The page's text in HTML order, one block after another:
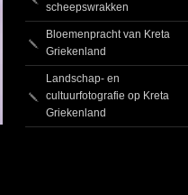
scheepswrakken
Bloemenpracht van Kreta
Griekenland
Landschap- en
cultuurfotografie op Kreta
Griekenland